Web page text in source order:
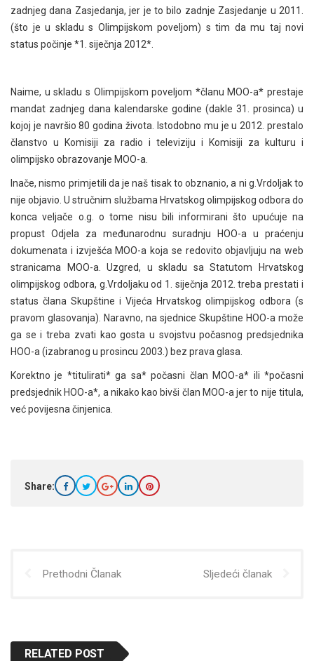
zadnjeg dana Zasjedanja, jer je to bilo zadnje Zasjedanje u 2011.
(što je u skladu s Olimpijskom poveljom) s tim da mu taj novi
status počinje *1. siječnja 2012*.
Naime, u skladu s Olimpijskom poveljom *članu MOO-a* prestaje
mandat zadnjeg dana kalendarske godine (dakle 31. prosinca) u
kojoj je navršio 80 godina života. Istodobno mu je u 2012. prestalo
članstvo u Komisiji za radio i televiziju i Komisiji za kulturu i
olimpijsko obrazovanje MOO-a.
Inače, nismo primjetili da je naš tisak to obznanio, a ni g.Vrdoljak to
nije objavio. U stručnim službama Hrvatskog olimpijskog odbora do
konca veljače o.g. o tome nisu bili informirani što upućuje na
propust Odjela za međunarodnu suradnju HOO-a u praćenju
dokumenata i izvješća MOO-a koja se redovito objavljuju na web
stranicama MOO-a. Uzgred, u skladu sa Statutom Hrvatskog
olimpijskog odbora, g.Vrdoljaku od 1. siječnja 2012. treba prestati i
status člana Skupštine i Vijeća Hrvatskog olimpijskog odbora (s
pravom glasovanja). Naravno, na sjednice Skupštine HOO-a može
ga se i treba zvati kao gosta u svojstvu počasnog predsjednika
HOO-a (izabranog u prosincu 2003.) bez prava glasa.
Korektno je *titulirati* ga sa* počasni član MOO-a* ili *počasni
predsjednik HOO-a*, a nikako kao bivši član MOO-a jer to nije titula,
već povijesna činjenica.
Share:
Prethodni Članak Sljedeći članak
RELATED POST